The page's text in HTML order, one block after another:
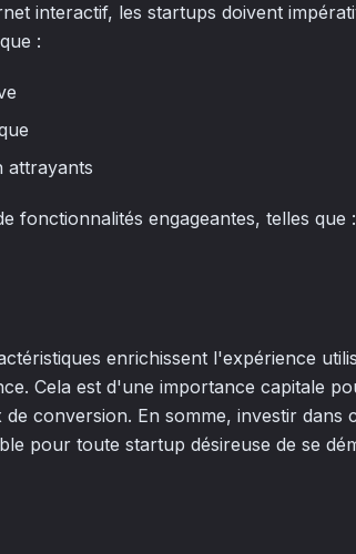
interactif, les startups doivent
:
attrayants
fonctionnalités engageantes, telles que :
enrichissent l'expérience
Cela est d'une importance capitale
conversion. En somme, investir dans
pour toute startup désireuse de se